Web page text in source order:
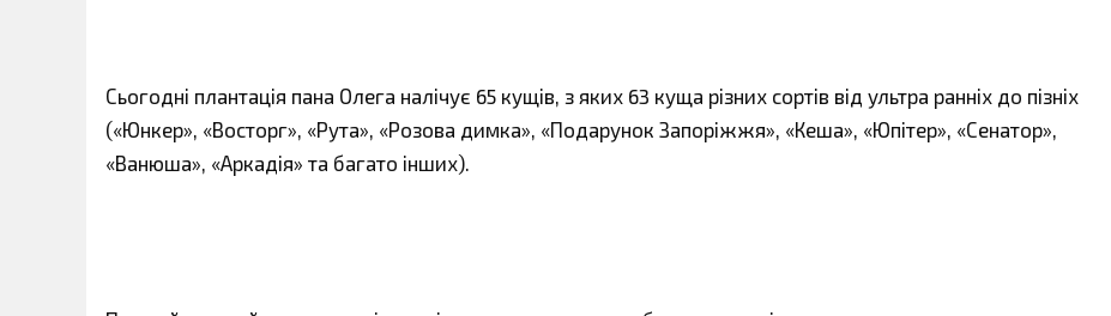
Сьогодні плантація пана Олега налічує 65 кущів, з яких 63 куща різних сортів від ультра ранніх до пізніх
(«Юнкер», «Восторг», «Рута», «Розова димка», «Подарунок Запоріжжя», «Кеша», «Юпітер», «Сенатор»,
«Ванюша», «Аркадія» та багато інших).